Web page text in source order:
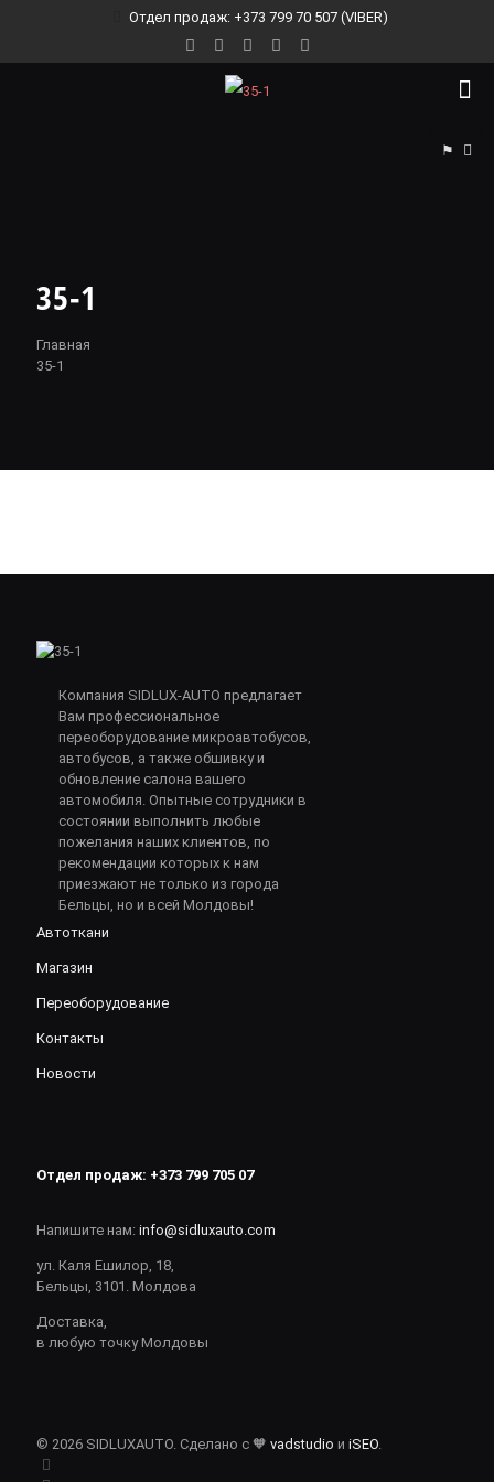
Отдел продаж: +373 799 70 507 (VIBER)
⚑
35-1
Главная
35-1
Компания SIDLUX-AUTO предлагает
Вам профессиональное
переоборудование микроавтобусов,
автобусов, а также обшивку и
обновление салона вашего
автомобиля. Опытные сотрудники в
состоянии выполнить любые
пожелания наших клиентов, по
рекомендации которых к нам
приезжают не только из города
Бельцы, но и всей Молдовы!
Автоткани
Магазин
Переоборудование
Контакты
Новости
Отдел продаж: +373 799 705 07
Напишите нам: info@sidluxauto.com
ул. Каля Ешилор, 18,
Бельцы, 3101. Молдова
Доставка,
в любую точку Молдовы
© 2026 SIDLUXAUTO. Сделано с 🧡 vadstudio и iSEO